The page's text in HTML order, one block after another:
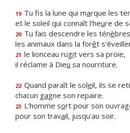
19 Tu fis la lune qui marque les
et le soleil qui connaît l'heure de
20 Tu fais descendre les ténè
les animaux dans la forêt
21 le lionceau rugit vers sa proie,
il réclame à Dieu sa nourriture.
22 Quand paraît le soleil, ils se
chacun gagne son repaire.
23 L'homme sort pour son
pour son travail, jusqu'au soir.